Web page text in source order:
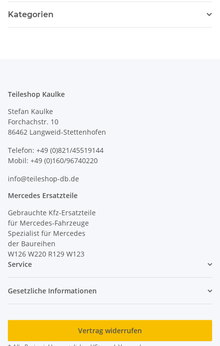
Kategorien
Teileshop Kaulke
Stefan Kaulke
Forchachstr. 10
86462 Langweid-Stettenhofen
Telefon: +49 (0)821/45519144
Mobil: +49 (0)160/96740220
info@teileshop-db.de
Mercedes Ersatzteile
Gebrauchte Kfz-Ersatzteile
für Mercedes-Fahrzeuge
Spezialist für Mercedes
der Baureihen
W126 W220 R129 W123
Service
Gesetzliche Informationen
Vertrag widerrufen